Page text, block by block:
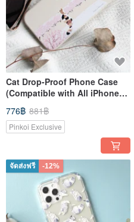
Cat Drop-Proof Phone Case
(Compatible with All iPhone
Series)
776฿ 881฿
Pinkoi Exclusive
จัดส่งฟรี -12%